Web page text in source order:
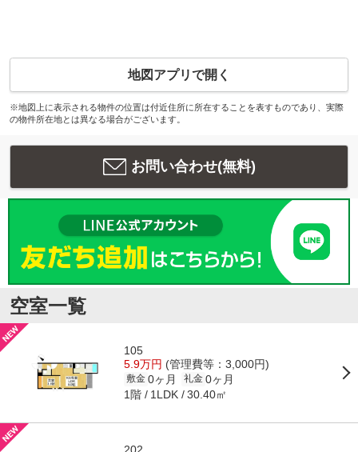
地図アプリで開く
※地図上に表示される物件の位置は付近住所に所在することを表すものであり、実際
の物件所在地とは異なる場合がございます。
お問い合わせ(無料)
空室一覧
105
5.9万円 (管理費等：3,000円)
敷金 0ヶ月 礼金 0ヶ月
1階 1LDK 30.40㎡